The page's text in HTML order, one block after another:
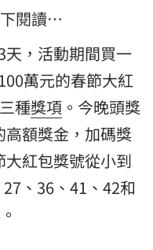
閱讀…
，活動期間買一
萬元的春節大紅
種獎項 。今晚頭獎
額獎金，加碼獎
紅包獎號從小到
、36、41、42和